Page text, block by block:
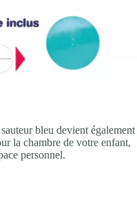
bleu devient également
la chambre de votre enfant,
personnel.